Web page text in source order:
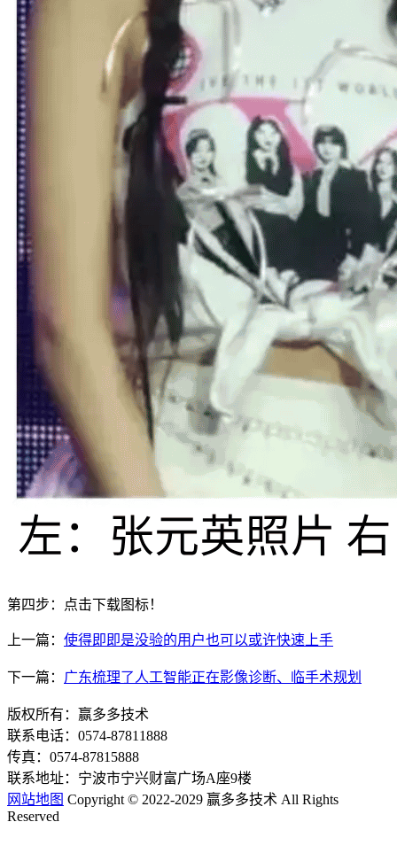
第四步：点击下载图标！
上一篇： 使得即即是没验的用户也可以或许快速上手
下一篇： 广东梳理了人工智能正在影像诊断、临手术规划
版权所有：赢多多技术
联系电话：0574-87811888
传真：0574-87815888
联系地址：宁波市宁兴财富广场A座9楼
网站地图 Copyright © 2022-2029 赢多多技术 All Rights
Reserved